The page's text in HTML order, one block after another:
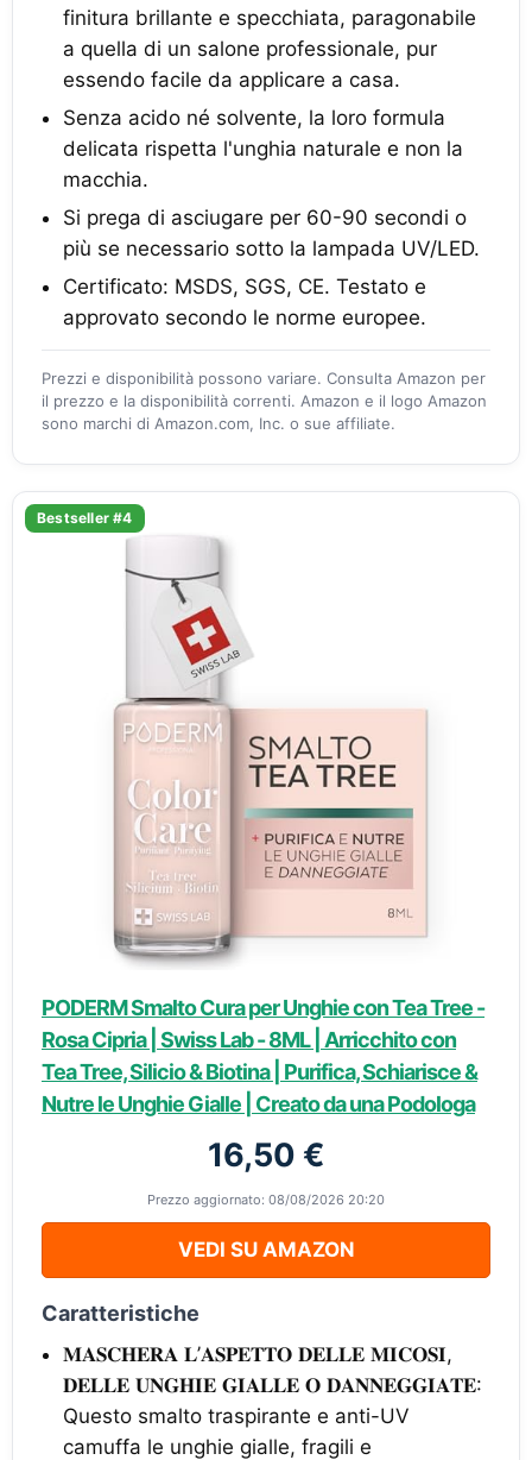
finitura brillante e specchiata, paragonabile
a quella di un salone professionale, pur
essendo facile da applicare a casa.
Senza acido né solvente, la loro formula
delicata rispetta l'unghia naturale e non la
macchia.
Si prega di asciugare per 60-90 secondi o
più se necessario sotto la lampada UV/LED.
Certificato: MSDS, SGS, CE. Testato e
approvato secondo le norme europee.
Prezzi e disponibilità possono variare. Consulta Amazon per
il prezzo e la disponibilità correnti. Amazon e il logo Amazon
sono marchi di Amazon.com, Inc. o sue affiliate.
Bestseller #4
PODERM Smalto Cura per Unghie con Tea Tree -
Rosa Cipria | Swiss Lab - 8ML | Arricchito con
Tea Tree, Silicio & Biotina | Purifica, Schiarisce &
Nutre le Unghie Gialle | Creato da una Podologa
16,50 €
Prezzo aggiornato: 08/08/2026 20:20
VEDI SU AMAZON
Caratteristiche
𝐌𝐀𝐒𝐂𝐇𝐄𝐑𝐀 𝐋’𝐀𝐒𝐏𝐄𝐓𝐓𝐎 𝐃𝐄𝐋𝐋𝐄 𝐌𝐈𝐂𝐎𝐒𝐈,
𝐃𝐄𝐋𝐋𝐄 𝐔𝐍𝐆𝐇𝐈𝐄 𝐆𝐈𝐀𝐋𝐋𝐄 𝐎 𝐃𝐀𝐍𝐍𝐄𝐆𝐆𝐈𝐀𝐓𝐄:
Questo smalto traspirante e anti-UV
camuffa le unghie gialle, fragili e